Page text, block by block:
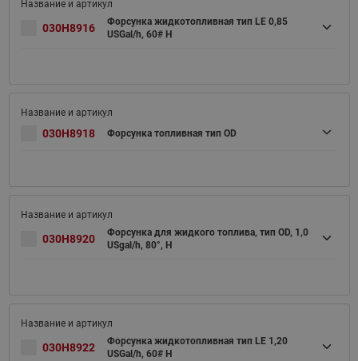
030H8916
Форсунка жидкотопливная тип LE 0,85
USGal/h, 60# H
030H8918 Форсунка топливная тип OD
030H8920
Форсунка для жидкого топлива, тип OD, 1,0
USgal/h, 80°, H
030H8922
Форсунка жидкотопливная тип LE 1,20
USGal/h, 60# H